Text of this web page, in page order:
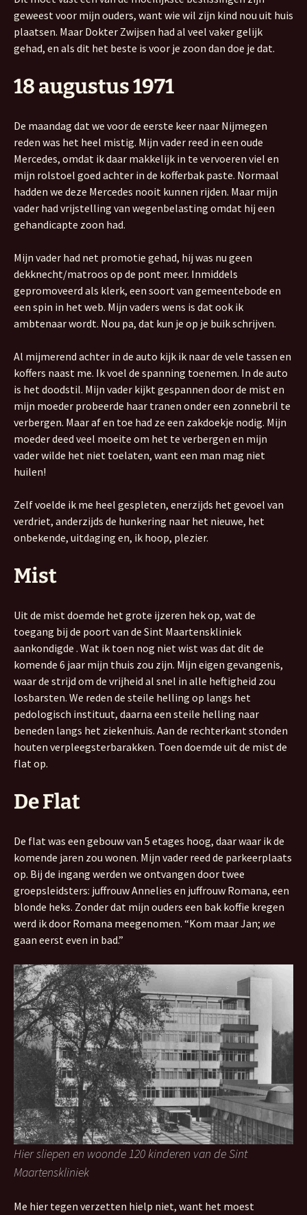
geweest voor mijn ouders, want wie wil zijn kind nou uit huis
plaatsen. Maar Dokter Zwijsen had al veel vaker gelijk
gehad, en als dit het beste is voor je zoon dan doe je dat.
18 augustus 1971
De maandag dat we voor de eerste keer naar Nijmegen
reden was het heel mistig. Mijn vader reed in een oude
Mercedes, omdat ik daar makkelijk in te vervoeren viel en
mijn rolstoel goed achter in de kofferbak paste. Normaal
hadden we deze Mercedes nooit kunnen rijden. Maar mijn
vader had vrijstelling van wegenbelasting omdat hij een
gehandicapte zoon had.
Mijn vader had net promotie gehad, hij was nu geen
dekknecht/matroos op de pont meer. Inmiddels
gepromoveerd als klerk, een soort van gemeentebode en
een spin in het web. Mijn vaders wens is dat ook ik
ambtenaar wordt. Nou pa, dat kun je op je buik schrijven.
Al mijmerend achter in de auto kijk ik naar de vele tassen en
koffers naast me. Ik voel de spanning toenemen. In de auto
is het doodstil. Mijn vader kijkt gespannen door de mist en
mijn moeder probeerde haar tranen onder een zonnebril te
verbergen. Maar af en toe had ze een zakdoekje nodig. Mijn
moeder deed veel moeite om het te verbergen en mijn
vader wilde het niet toelaten, want een man mag niet
huilen!
Zelf voelde ik me heel gespleten, enerzijds het gevoel van
verdriet, anderzijds de hunkering naar het nieuwe, het
onbekende, uitdaging en, ik hoop, plezier.
Mist
Uit de mist doemde het grote ijzeren hek op, wat de
toegang bij de poort van de Sint Maartenskliniek
aankondigde . Wat ik toen nog niet wist was dat dit de
komende 6 jaar mijn thuis zou zijn. Mijn eigen gevangenis,
waar de strijd om de vrijheid al snel in alle heftigheid zou
losbarsten. We reden de steile helling op langs het
pedologisch instituut, daarna een steile helling naar
beneden langs het ziekenhuis. Aan de rechterkant stonden
houten verpleegsterbarakken. Toen doemde uit de mist de
flat op.
De Flat
De flat was een gebouw van 5 etages hoog, daar waar ik de
komende jaren zou wonen. Mijn vader reed de parkeerplaats
op. Bij de ingang werden we ontvangen door twee
groepsleidsters: juffrouw Annelies en juffrouw Romana, een
blonde heks. Zonder dat mijn ouders een bak koffie kregen
werd ik door Romana meegenomen. “Kom maar Jan; we
gaan eerst even in bad.”
Hier sliepen en woonde 120 kinderen van de Sint
Maartenskliniek
Me hier tegen verzetten hielp niet, want het moest